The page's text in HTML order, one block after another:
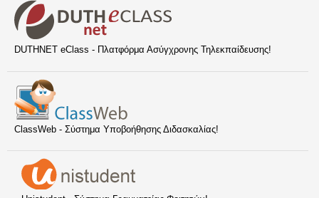
DUTHNET eClass - Πλατφόρμα Ασύγχρονης Τηλεκπαίδευσης!
ClassWeb - Σύστημα Υποβοήθησης Διδασκαλίας!